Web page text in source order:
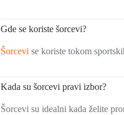
Gde se koriste šorcevi?
Šorcevi se koriste tokom
Kada su šorcevi pravi izbor?
Šorcevi su idealni kada želite